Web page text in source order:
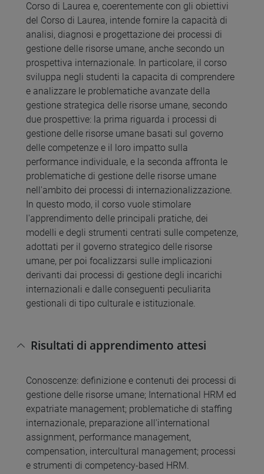
Corso di Laurea e, coerentemente con gli obiettivi
del Corso di Laurea, intende fornire la capacità di
analisi, diagnosi e progettazione dei processi di
gestione delle risorse umane, anche secondo un
prospettiva internazionale. In particolare, il corso
sviluppa negli studenti la capacita di comprendere
e analizzare le problematiche avanzate della
gestione strategica delle risorse umane, secondo
due prospettive: la prima riguarda i processi di
gestione delle risorse umane basati sul governo
delle competenze e il loro impatto sulla
performance individuale, e la seconda affronta le
problematiche di gestione delle risorse umane
nell'ambito dei processi di internazionalizzazione.
In questo modo, il corso vuole stimolare
l'apprendimento delle principali pratiche, dei
modelli e degli strumenti centrati sulle competenze,
adottati per il governo strategico delle risorse
umane, per poi focalizzarsi sulle implicazioni
derivanti dai processi di gestione degli incarichi
internazionali e dalle conseguenti peculiarita
gestionali di tipo culturale e istituzionale.
Risultati di apprendimento attesi
Conoscenze: definizione e contenuti dei processi di
gestione delle risorse umane; International HRM ed
expatriate management; problematiche di staffing
internazionale, preparazione all'international
assignment, performance management,
compensation, intercultural management; processi
e strumenti di competency-based HRM.